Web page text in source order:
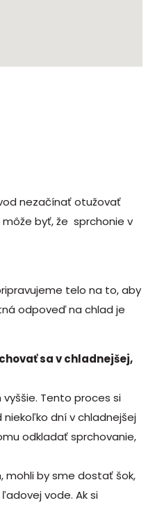
nezačínať otužovať
byť, že sprchonie v
telo na to, aby
odpoveď na chlad je
sa v chladnejšej,
Tento proces si
dní v chladnejšej
odkladať sprchovanie,
mohli by sme dostať šok,
vode. Ak si